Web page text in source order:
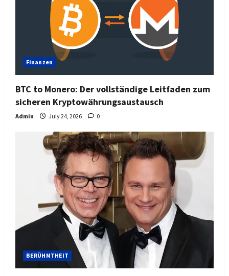
Finanzen
BTC to Monero: Der vollständige Leitfaden zum
sicheren Kryptowährungsaustausch
Admin July 24, 2026 0
BERÜHMTHEIT